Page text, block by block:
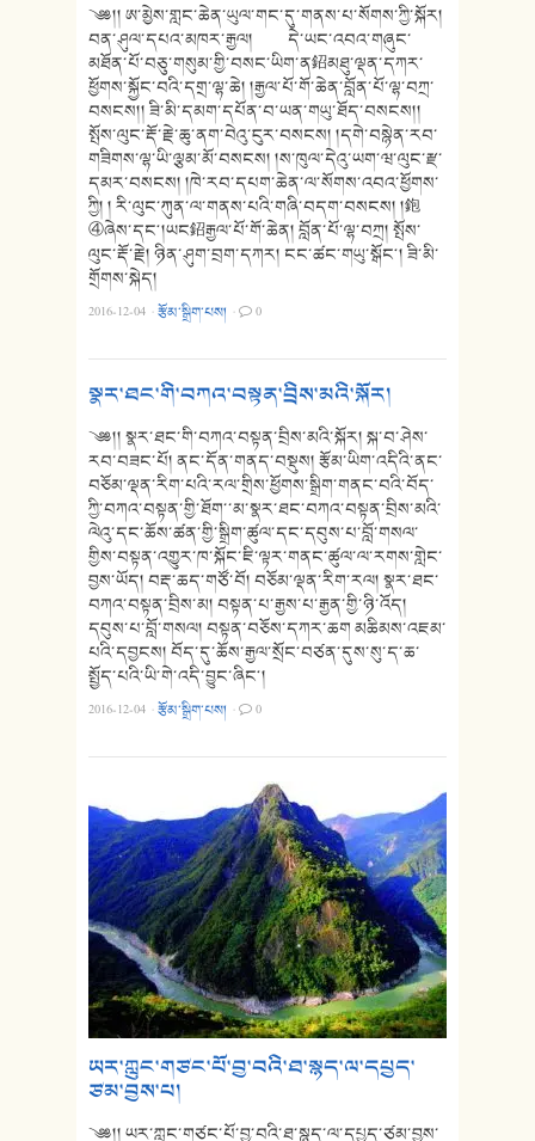
༄༅།། ཨ་མྱེས་གླང་ཆེན་ཡུལ་གང་དུ་གནས་པ་སོགས་ཀྱི་སྐོར།
བན་ཤུལ་དཔའ་མཁར་རྒྱལ། དེ་ཡང་འབའ་གཞུང་
མཐོན་པོ་བཅུ་གསུམ་གྱི་བསང་ཡིག་ན鉊མཐུ་ལྡན་དཀར་
ཕྱོགས་སྐྱོང་བའི་དགྲ་ལྷ་ཆེ། །རྒྱལ་པོ་གོ་ཆེན་བློན་པོ་ལྷ་བཀྲ་
བསངས།། ཟི་མི་དམག་དཔོན་བ་ཡན་གཡུ་ཐོད་བསངས།།
སྤོས་ལུང་རྡོ་རྗེ་ཆུ་ནག་བེའུ་ངུར་བསངས། །དགེ་བསྙེན་རབ་
གཟིགས་ལྷ་ཡི་ལྕམ་མོ་བསངས། །ས་ཁུལ་དེའུ་ཡག་ཝ་ལུང་རྫ་
དམར་བསངས། །ཁེ་རབ་དཔག་ཆེན་ལ་སོགས་འབའ་ཕྱོགས་
ཀྱི། ། རི་ལུང་ཀུན་ལ་གནས་པའི་གཞི་བདག་བསངས། །鉋
④ཞེས་དང༌།ཡང鉊རྒྱལ་པོ་གོ་ཆེན། བློན་པོ་ལྷ་བཀྲ། སྤོས་
ལུང་རྡོ་རྗེ། ཉིན་ཤུག་བྲག་དཀར། ངང་ཚང་གཡུ་སྒོང༌། ཟི་མི་
གྲོགས་སྐེད།
2016-12-04 ·རྩོམ་སྒྲིག་པས། · 0
སྣར་ཐང་གི་བཀའ་བསྟན་བྲིས་མའི་སྐོར།
༄༅།། སྣར་ཐང་གི་བཀའ་བསྟན་བྲིས་མའི་སྐོར། སྐ་བ་ཤེས་
རབ་བཟང་པོ། ནང་དོན་གནད་བསྡུས། རྩོམ་ཡིག་འདིའི་ནང་
བཅོམ་ལྡན་རིག་པའི་རལ་གྲིས་ཕྱོགས་སྒྲིག་གནང་བའི་བོད་
ཀྱི་བཀའ་བསྟན་གྱི་ཐོག་་མ་སྣར་ཐང་བཀའ་བསྟན་བྲིས་མའི་
ལེའུ་དང་ཆོས་ཚན་གྱི་སྒྲིག་ཚུལ་དང་དབུས་པ་བློ་གསལ་
གྱིས་བསྟན་འགྱུར་ཁ་སྐོང་ཇི་ལྟར་གནང་ཚུལ་ལ་རགས་གླེང་
བྱས་ཡོད། བརྡ་ཆད་གཙོ་བོ། བཅོམ་ལྡན་རིག་རལ། སྣར་ཐང་
བཀའ་བསྟན་བྲིས་མ། བསྟན་པ་རྒྱས་པ་རྒྱན་གྱི་ཉི་འོད།
དབུས་པ་བློ་གསལ། བསྟན་བཅོས་དཀར་ཆག མཆིམས་འཇམ་
པའི་དབྱངས། བོད་དུ་ཆོས་རྒྱལ་སྲོང་བཙན་དུས་སུ་ད་ཆ་
སྤྱོད་པའི་ཡི་གེ་འདི་བྱུང་ཞིང༌།
2016-12-04 ·རྩོམ་སྒྲིག་པས། · 0
ཡར་ཀླུང་གཙང་པོ་བྱ་བའི་ཐ་སྙད་ལ་དཔྱད་
ཙམ་བྱས་པ།
༄༅།། ཡར་ཀླུང་གཙང་པོ་བྱ་བའི་ཐ་སྙད་ལ་དཔྱད་ཙམ་བྱས་